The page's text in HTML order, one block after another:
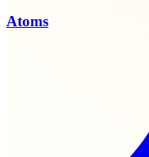
Atoms